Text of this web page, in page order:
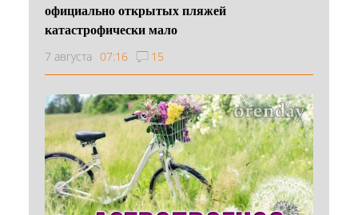
официально открытых пляжей
катастрофически мало
7 августа 07:16 15